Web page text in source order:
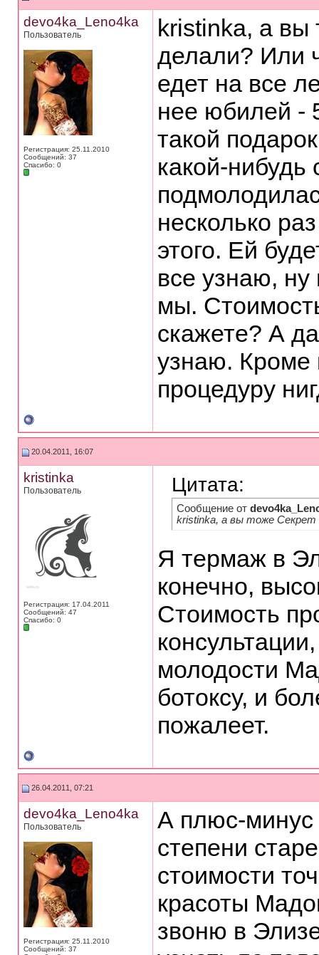
devo4ka_Leno4ka
Пользователь
Регистрация: 25.11.2010
Сообщений: 37
Спасибо: 0
kristinka, а вы
делали? Или
едет на все
нее юбилей -
такой
какой-
несколько
этого. Ей
все узнаю,
мы.
скажете? А
узнаю. Кроме
процедуру
20.04.2011, 16:07
kristinka
Пользователь
Регистрация: 17.04.2011
Сообщений: 47
Спасибо: 0
Цитата:
Сообщение от
kristinka, а вы тоже
Я термаж в
конечно,
Стоимость
молодости
ботоксу, и
пожалеет.
26.04.2011, 07:21
devo4ka_Leno4ka
Пользователь
Регистрация: 25.11.2010
Сообщений: 37
А плюс-минус
степени
стоимости
красоты
звоню в